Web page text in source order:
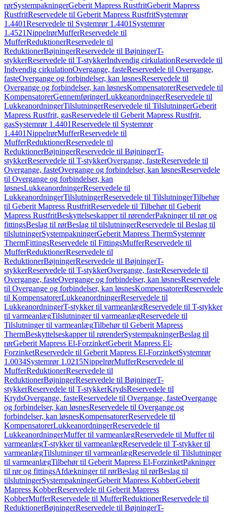
rørSystempakningerGeberit Mapress RustfritGeberit Mapress
RustfritReservedele til Geberit Mapress RustfritSystemrør
1.4401Reservedele til Systemrør 1.4401 Systemrør
1.4521NippelrørMufferReservedele til
MufferReduktionerReservedele til
ReduktionerBøjningerReservedele til BøjningerT-
stykkerReservedele til T-stykkerIndvendig cirkulationReservedele til
Indvendig cirkulationOvergange, fasteReservedele til Overgange,
fasteOvergange og forbindelser, kan løsnesReservedele til
Overgange og forbindelser, kan løsnesKompensatorerReservedele til
KompensatorerGennemføringerLukkeanordningerReservedele til
LukkeanordningerTilslutningerReservedele til TilslutningerGeberit
Mapress Rustfrit, gasReservedele til Geberit Mapress Rustfrit,
gasSystemrør 1.4401Reservedele til Systemrør
1.4401NippelrørMufferReservedele til
MufferReduktionerReservedele til
ReduktionerBøjningerReservedele til BøjningerT-
stykkerReservedele til T-stykkerOvergange, fasteReservedele til
Overgange, fasteOvergange og forbindelser, kan løsnesReservedele
til Overgange og forbindelser, kan
løsnesLukkeanordningerReservedele til
LukkeanordningerTilslutningerReservedele til TilslutningerTilbehør
til Geberit Mapress RustfritReservedele til Tilbehør til Geberit
Mapress RustfritBeskyttelseskapper til rørenderPakninger til rør og
fittingsBeslag til rørBeslag til tilslutningerReservedele til Beslag til
tilslutningerSystempakningerGeberit Mapress ThermSystemrør
ThermFittingsReservedele til FittingsMufferReservedele til
MufferReduktionerReservedele til
ReduktionerBøjningerReservedele til BøjningerT-
stykkerReservedele til T-stykkerOvergange, fasteReservedele til
Overgange, fasteOvergange og forbindelser, kan løsnesReservedele
til Overgange og forbindelser, kan løsnesKompensatorerReservedele
til KompensatorerLukkeanordningerReservedele til
LukkeanordningerT-stykker til varmeanlægReservedele til T-stykker
til varmeanlægTilslutninger til varmeanlægReservedele til
Tilslutninger til varmeanlægTilbehør til Geberit Mapress
ThermBeskyttelseskapper til rørenderSystempakningerBeslag til
rørGeberit Mapress El-ForzinketGeberit Mapress El-
ForzinketReservedele til Geberit Mapress El-ForzinketSystemrør
1.0034Systemrør 1.0215NippelrørMufferReservedele til
MufferReduktionerReservedele til
ReduktionerBøjningerReservedele til BøjningerT-
stykkerReservedele til T-stykkerKrydsReservedele til
KrydsOvergange, fasteReservedele til Overgange, fasteOvergange
og forbindelser, kan løsnesReservedele til Overgange og
forbindelser, kan løsnesKompensatorerReservedele til
KompensatorerLukkeanordningerReservedele til
LukkeanordningerMuffer til varmeanlægReservedele til Muffer til
varmeanlægT-stykker til varmeanlægReservedele til T-stykker til
varmeanlægTilslutninger til varmeanlægReservedele til Tilslutninger
til varmeanlægTilbehør til Geberit Mapress El-ForzinketPakninger
til rør og fittingsAfdækninger til rørBeslag til rørBeslag til
tilslutningerSystempakningerGeberit Mapress KobberGeberit
Mapress KobberReservedele til Geberit Mapress
KobberMufferReservedele til MufferReduktionerReservedele til
ReduktionerBøjningerReservedele til BøjningerT-